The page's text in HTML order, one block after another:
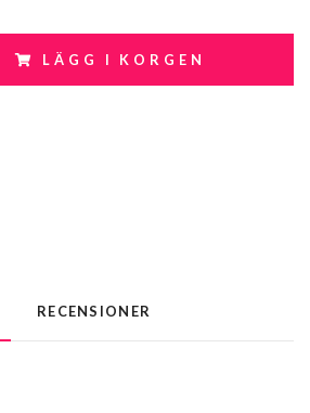
LÄGG I KORGEN
RECENSIONER